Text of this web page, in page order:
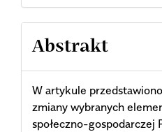
Abstrakt
W artykule
zmiany wybranych
społeczno-